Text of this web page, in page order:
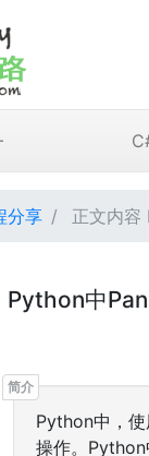
分享 正文内容
Python中
Python中，
操作。